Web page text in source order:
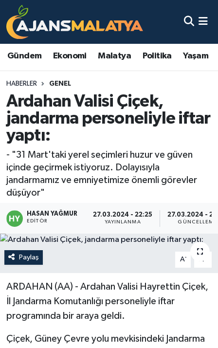
Gündem Ekonomi Malatya Politika Yaşam
HABERLER GENEL
Ardahan Valisi Çiçek,
jandarma personeliyle iftar
yaptı:
- "31 Mart'taki yerel seçimleri huzur ve güven
içinde geçirmek istiyoruz. Dolayısıyla
jandarmamız ve emniyetimize önemli görevler
düşüyor"
HASAN YAĞMUR
EDITÖR
27.03.2024 - 22:25
YAYINLANMA
27.03.2024 -
GÜNCELLEME
Paylaş A- A
ARDAHAN (AA) - Ardahan Valisi Hayrettin Çiçek,
İl Jandarma Komutanlığı personeliyle iftar
programında bir araya geldi.
Çiçek, Güney Çevre yolu mevkisindeki Jandarma
Asayiş
Eğitim
Ekonomi
Gündem
Kültür & Sanat
Magazin
Politika
Sağlık
Spor
Yaşam
Malatya Nöbetçi Eczaneler
Malatya Namaz Vakitleri
Malatya Trafik Yoğunluk Haritası
TFF 3.Lig 2.Grup Puan Durumu ve Fikstür
Tüm Manşetler
Son Dakika Haberleri
Haber Arşivi